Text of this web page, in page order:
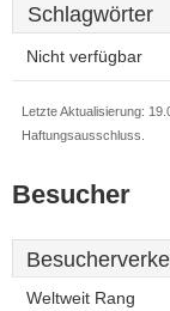
Schlagwörter
Nicht verfügbar
Letzte Aktualisierung:
Haftungsausschluss.
Besucher
Weltweit Rang